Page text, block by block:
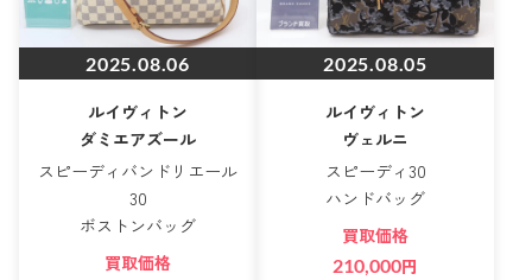
2025.08.06
ルイヴィトン
ダミエアズール
スピーディバンドリエール
30
ボストンバッグ
買取価格
2025.08.05
ルイヴィトン
ヴェルニ
スピーディ30
ハンドバッグ
買取価格
210,000円